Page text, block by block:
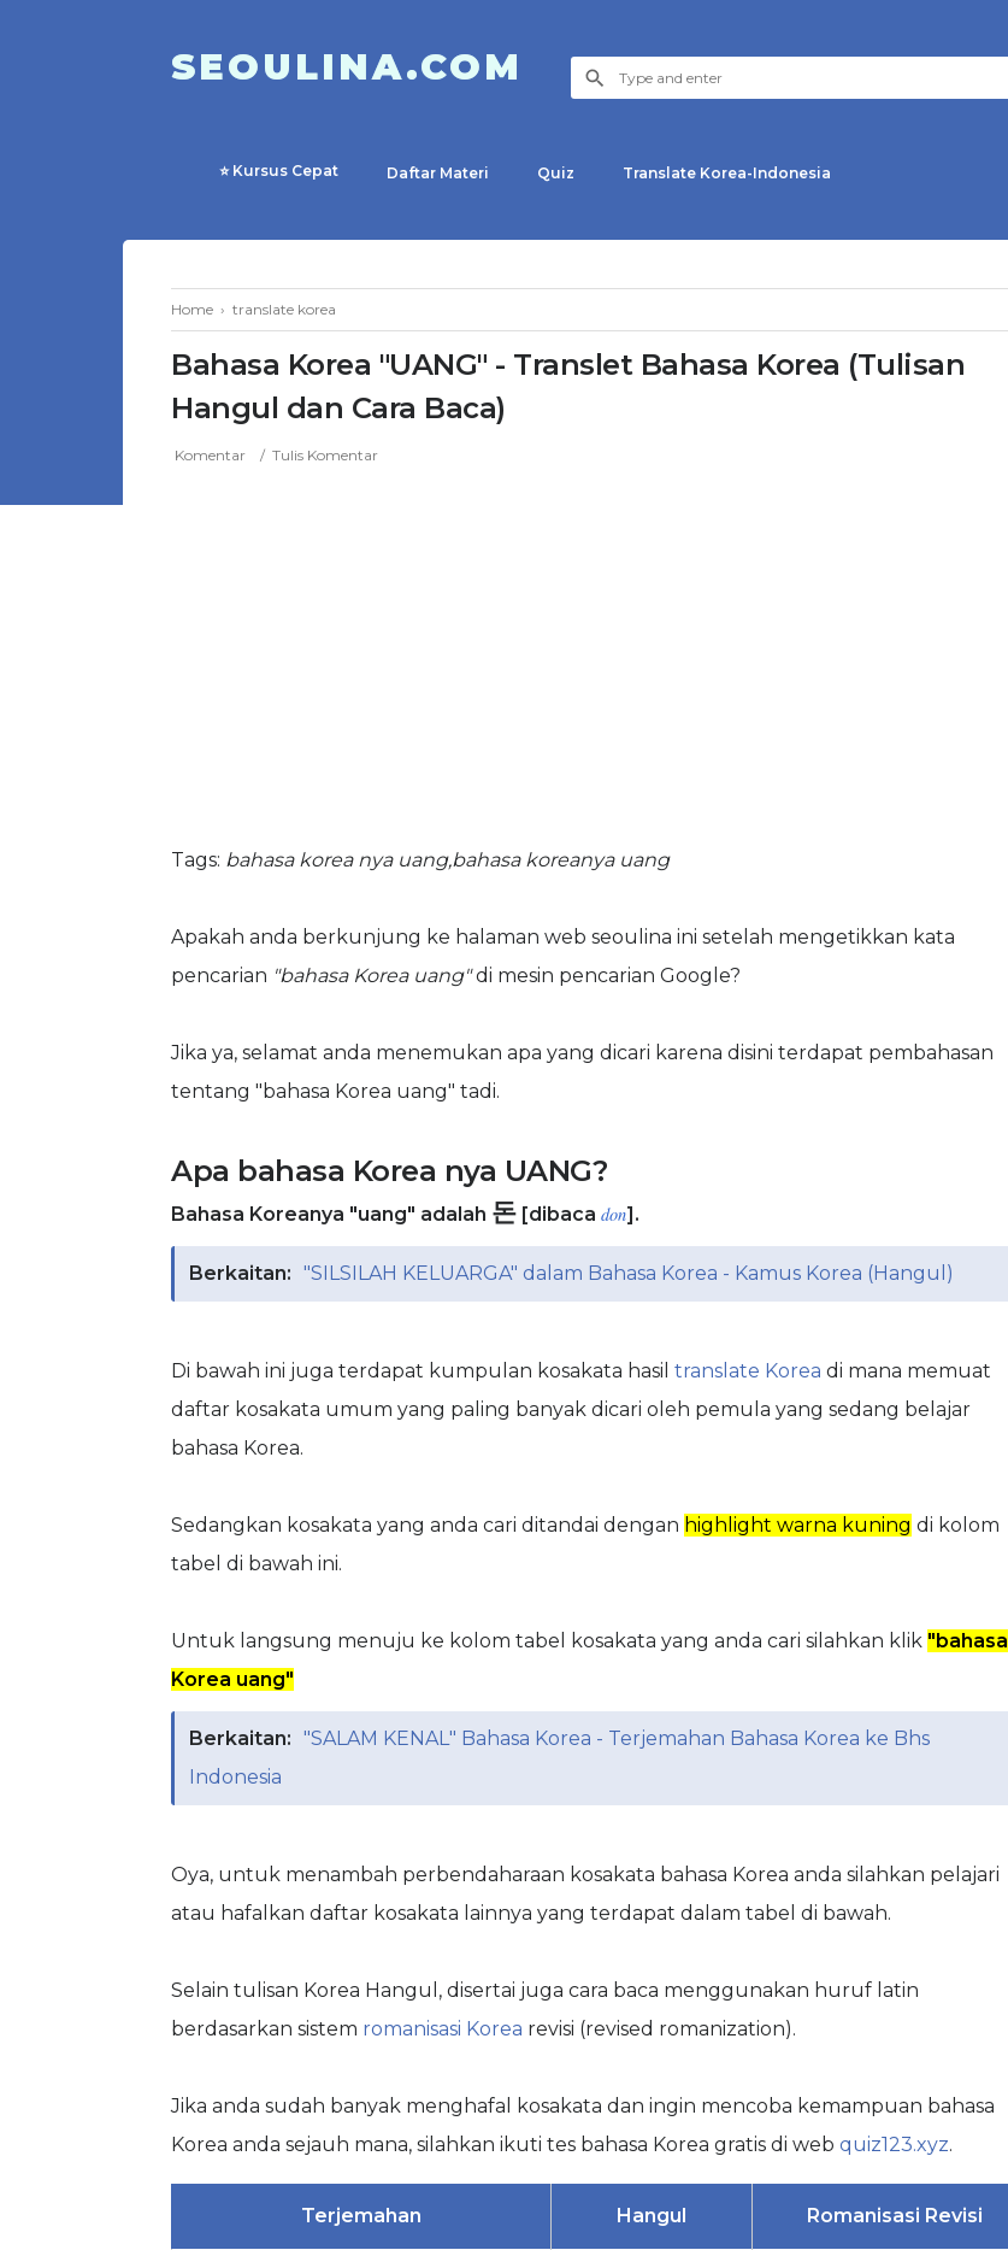
SEOULINA.COM
⭐ Kursus Cepat Daftar Materi Quiz Translate Korea-Indonesia
Home › translate korea
Bahasa Korea "UANG" - Translet Bahasa Korea (Tulisan
Hangul dan Cara Baca)
Komentar Tulis Komentar
Tags: bahasa korea nya uang,bahasa koreanya uang
Apakah anda berkunjung ke halaman web seoulina ini setelah mengetikkan kata
pencarian "bahasa Korea uang"di mesin pencarian Google?
Jika ya, selamat anda menemukan apa yang dicari karena disini terdapat pembahasan
tentang "bahasa Korea uang" tadi.
Apa bahasa Korea nya UANG?
Bahasa Koreanya "uang" adalah 돈 [dibaca don].
Berkaitan: "SILSILAH KELUARGA" dalam Bahasa Korea - Kamus Korea (Hangul)
Di bawah ini juga terdapat kumpulan kosakata hasil translate Korea di mana memuat
daftar kosakata umum yang paling banyak dicari oleh pemula yang sedang belajar
bahasa Korea.
Sedangkan kosakata yang anda cari ditandai dengan highlight warna kuning di kolom
tabel di bawah ini.
Untuk langsung menuju ke kolom tabel kosakata yang anda cari silahkan klik "bahasa
Korea uang"
Berkaitan: "SALAM KENAL" Bahasa Korea - Terjemahan Bahasa Korea ke Bhs
Indonesia
Oya, untuk menambah perbendaharaan kosakata bahasa Korea anda silahkan pelajari
atau hafalkan daftar kosakata lainnya yang terdapat dalam tabel di bawah.
Selain tulisan Korea Hangul, disertai juga cara baca menggunakan huruf latin
berdasarkan sistem romanisasi Korea revisi (revised romanization).
Jika anda sudah banyak menghafal kosakata dan ingin mencoba kemampuan bahasa
Korea anda sejauh mana, silahkan ikuti tes bahasa Korea gratis di web quiz123.xyz.
Terjemahan Hangul Romanisasi Revisi